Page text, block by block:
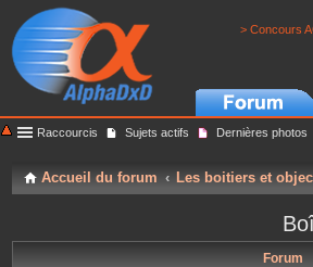
> Concours
Raccourcis Sujets actifs Dernières photos
Accueil du forum Les boitiers et
Forum